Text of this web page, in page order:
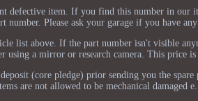
defective item. If you find this number in our
number. Please ask your garage if you have
list above. If the part number isn't visible
using a mirror or research camera. This price
(core pledge) prior sending you the spare
are not allowed to be mechanical damaged e.